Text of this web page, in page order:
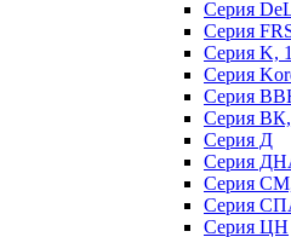
Серия
Серия
Серия K,
Серия
Серия
Серия
Серия Д
Серия
Серия
Серия
Серия ЦН